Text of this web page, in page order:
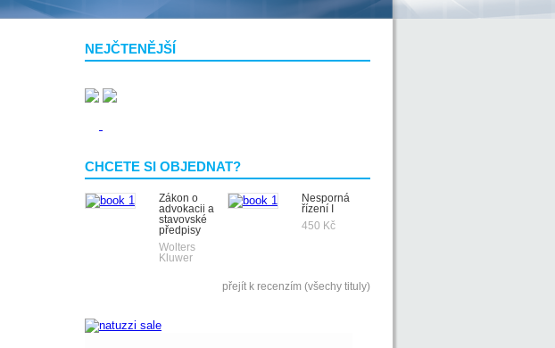
NEJČTENĚJŠÍ
CHCETE SI OBJEDNAT?
Zákon o
advokacii a
stavovské
předpisy
Wolters
Kluwer
Nesporná
řízení I
450 Kč
přejít k recenzím (všechy tituly)